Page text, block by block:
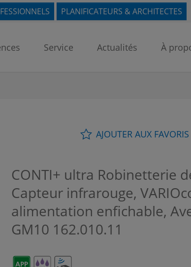
PLANIFICATEURS & ARCHITECTES
Service Actualités À
AJOUTER AUX FAVORIS
CONTI+ ultra Robinetterie
Capteur infrarouge,
alimentation enfichable,
GM10 162.010.11